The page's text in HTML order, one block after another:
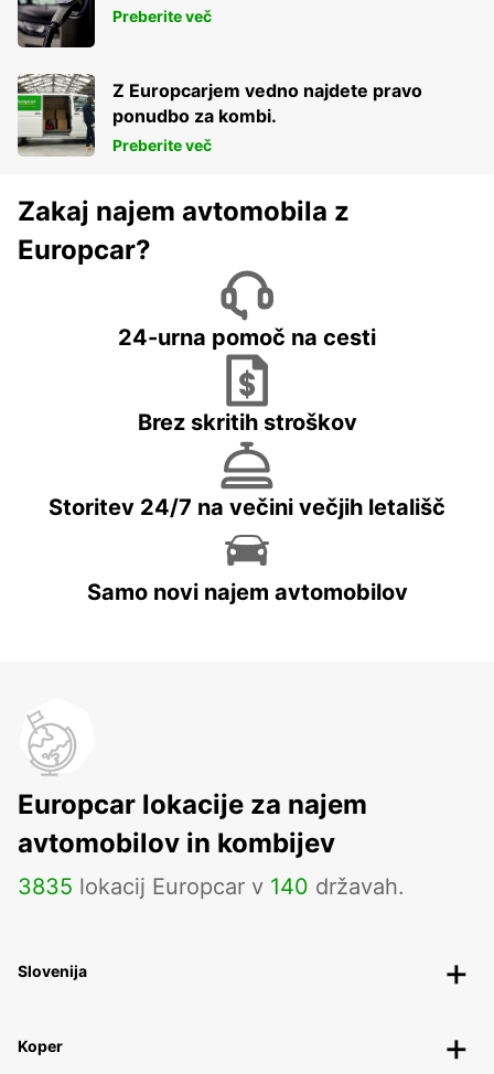
Preberite več
Z Europcarjem vedno najdete pravo
ponudbo za kombi.
Preberite več
Zakaj najem avtomobila z
Europcar?
24-urna pomoč na cesti
Brez skritih stroškov
Storitev 24/7 na večini večjih letališč
Samo novi najem avtomobilov
Europcar lokacije za najem
avtomobilov in kombijev
3835 lokacij Europcar v 140 državah.
Slovenija
Koper